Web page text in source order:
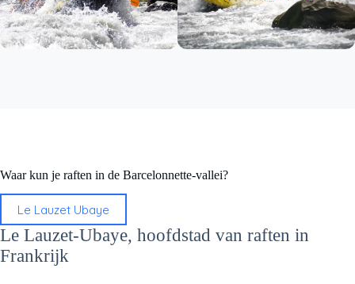
Waar kun je raften in de Barcelonnette-vallei?
Le Lauzet Ubaye
Le Lauzet-Ubaye, hoofdstad van raften in
Frankrijk